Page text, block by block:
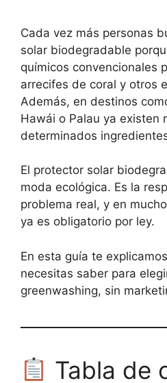
Cada vez más personas
solar biodegradable
químicos convencionales
arrecifes de coral y otros
Además, en destinos
Hawái o Palau ya existen
determinados
El protector solar
moda ecológica. Es la
problema real, y en
ya es obligatorio por ley.
En esta guía te
necesitas saber para
greenwashing, sin
Tabla de